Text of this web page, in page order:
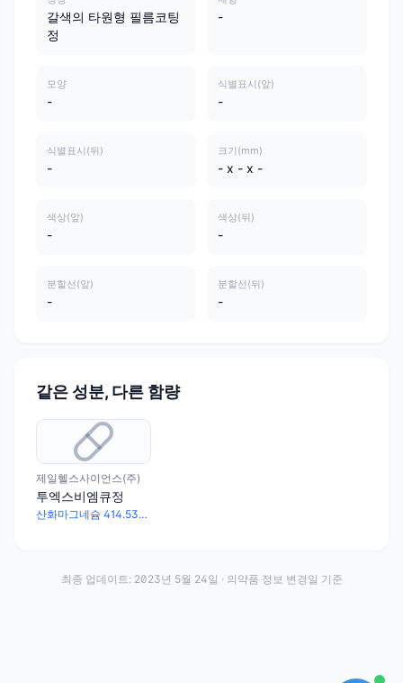
갈색의 타원형 필름코팅
정
-
모양
-
식별표시(앞)
-
식별표시(뒤)
-
크기(mm)
- x - x -
색상(앞)
-
색상(뒤)
-
분할선(앞)
-
분할선(뒤)
-
같은 성분, 다른 함량
제일헬스사이언스(주)
투엑스비엠큐정
산화마그네슘 414.53mg · 메코발라민 0.5mg · 유비데카레논 5mg · 토코페롤아세테이트 2배산 250mg · 감마-오리자놀 5mg
최종 업데이트: 2023년 5월 24일 · 의약품 정보 변경일 기준